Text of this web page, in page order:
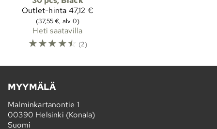
Outlet-hinta 47,12 €
(37,55 €, alv 0)
Heti saatavilla
☆☆☆☆☆ (2)
MYYMÄLÄ
Malminkartanontie 1
00390 Helsinki (Konala)
Suomi